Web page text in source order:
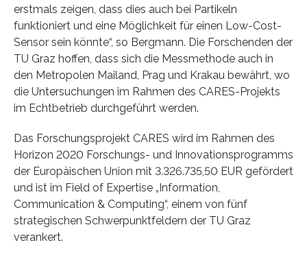
erstmals zeigen, dass dies auch bei Partikeln
funktioniert und eine Möglichkeit für einen Low-Cost-
Sensor sein könnte“, so Bergmann. Die Forschenden der
TU Graz hoffen, dass sich die Messmethode auch in
den Metropolen Mailand, Prag und Krakau bewährt, wo
die Untersuchungen im Rahmen des CARES-Projekts
im Echtbetrieb durchgeführt werden.
Das Forschungsprojekt CARES wird im Rahmen des
Horizon 2020 Forschungs- und Innovationsprogramms
der Europäischen Union mit 3.326.735,50 EUR gefördert
und ist im Field of Expertise „Information,
Communication & Computing“, einem von fünf
strategischen Schwerpunktfeldern der TU Graz
verankert.